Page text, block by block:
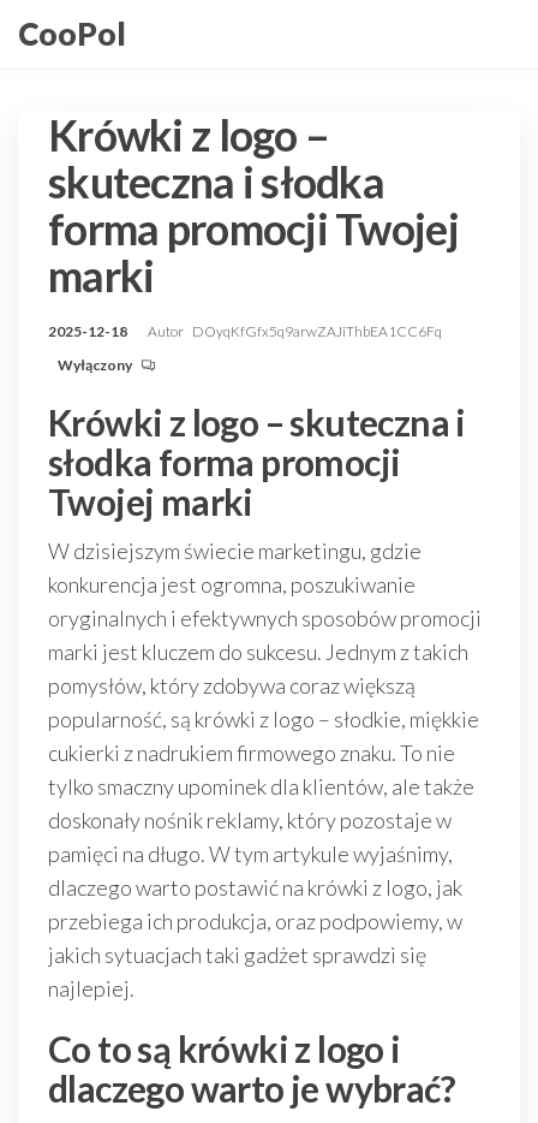
doCooPol
Krówki z logo –
skuteczna i słodka
forma promocji Twojej
marki
2025-12-18 Autor DOyqKfGfx5q9arwZAJiThbEA1CC6Fq
Wyłączony
Krówki z logo – skuteczna i
słodka forma promocji
Twojej marki
W dzisiejszym świecie marketingu, gdzie
konkurencja jest ogromna, poszukiwanie
oryginalnych i efektywnych sposobów promocji
marki jest kluczem do sukcesu. Jednym z takich
pomysłów, który zdobywa coraz większą
popularność, są krówki z logo – słodkie, miękkie
cukierki z nadrukiem firmowego znaku. To nie
tylko smaczny upominek dla klientów, ale także
doskonały nośnik reklamy, który pozostaje w
pamięci na długo. W tym artykule wyjaśnimy,
dlaczego warto postawić na krówki z logo, jak
przebiega ich produkcja, oraz podpowiemy, w
jakich sytuacjach taki gadżet sprawdzi się
najlepiej.
Co to są krówki z logo i
dlaczego warto je wybrać?